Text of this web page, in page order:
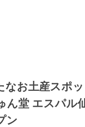
なお土産スポッ
ん堂 エスパル
ン